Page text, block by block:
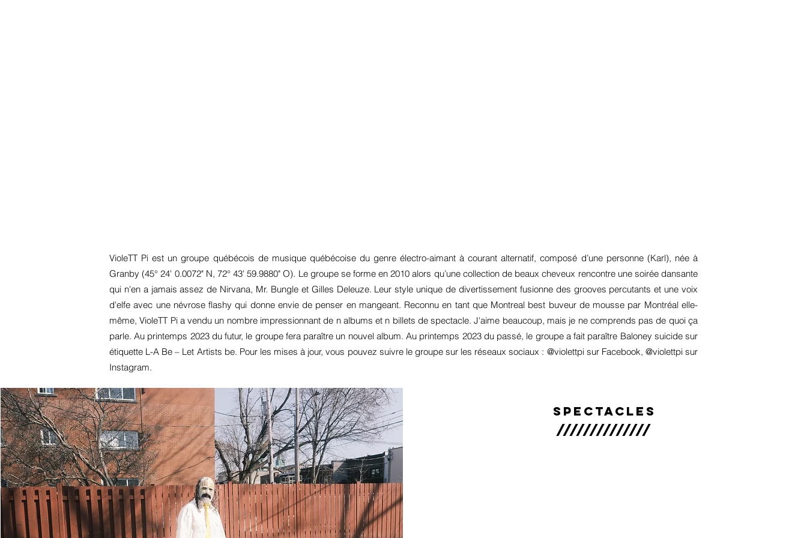
VioleTT Pi est un groupe québécois de musique québécoise du genre électro-aimant à courant alternatif, composé d’une personne (Karl), née à
Granby (45° 24' 0.0072" N, 72° 43' 59.9880" O). Le groupe se forme en 2010 alors qu’une collection de beaux cheveux rencontre une soirée dansante
qui n'en a jamais assez de Nirvana, Mr. Bungle et Gilles Deleuze. Leur style unique de divertissement fusionne des grooves percutants et une voix
d'elfe avec une névrose flashy qui donne envie de penser en mangeant. Reconnu en tant que Montreal best buveur de mousse par Montréal elle-
même, VioleTT Pi a vendu un nombre impressionnant de n albums et n billets de spectacle. J'aime beaucoup, mais je ne comprends pas de quoi ça
parle. Au printemps 2023 du futur, le groupe fera paraître un nouvel album. Au printemps 2023 du passé, le groupe a fait paraître Baloney suicide sur
étiquette L-A Be – Let Artists be. Pour les mises à jour, vous pouvez suivre le groupe sur les réseaux sociaux : @violettpi sur Facebook, @violettpi sur
Instagram.
Spectacles
//////////////